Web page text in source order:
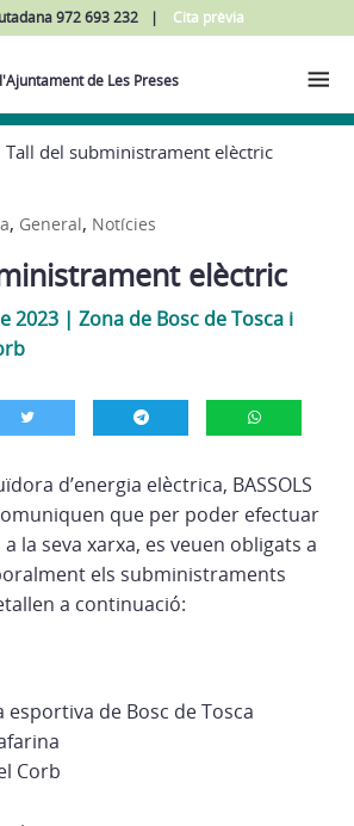
972 693 232 Cita prèvia
de Les Preses
Tall del subministrament elèctric
, General, Notícies
elèctric
2023 | Zona de Bosc de Tosca i
d’energia elèctrica, BASSOLS
que per poder efectuar
la seva xarxa, es veuen obligats a
els subministraments
a continuació:
esportiva de Bosc de Tosca
Corb